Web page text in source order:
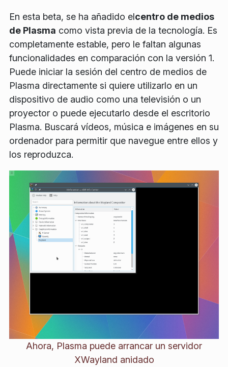
En esta beta, se ha añadido elcentro de medios
de Plasma como vista previa de la tecnología. Es
completamente estable, pero le faltan algunas
funcionalidades en comparación con la versión 1.
Puede iniciar la sesión del centro de medios de
Plasma directamente si quiere utilizarlo en un
dispositivo de audio como una televisión o un
proyector o puede ejecutarlo desde el escritorio
Plasma. Buscará vídeos, música e imágenes en su
ordenador para permitir que navegue entre ellos y
los reproduzca.
Ahora, Plasma puede arrancar un servidor
XWayland anidado